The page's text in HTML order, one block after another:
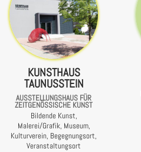
KUNSTHAUS
TAUNUSSTEIN
AUSSTELLUNGSHAUS FÜR
ZEITGENÖSSISCHE KUNST
Bildende Kunst,
Malerei/Grafik, Museum,
Kulturverein, Begegnungsort,
Veranstaltungsort